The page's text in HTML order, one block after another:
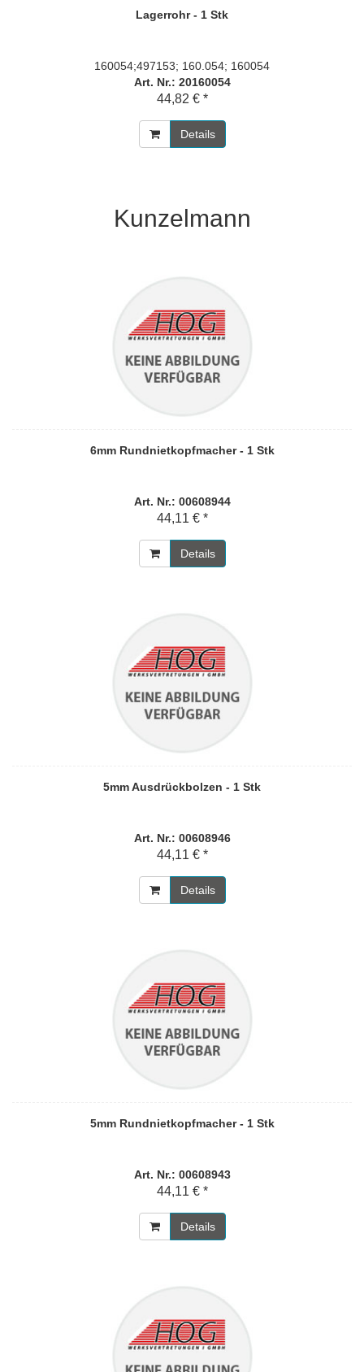
Lagerrohr - 1 Stk
160054;497153; 160.054; 160054
Art. Nr.: 20160054
44,82 € *
Details
Kunzelmann
6mm Rundnietkopfmacher - 1 Stk
Art. Nr.: 00608944
44,11 € *
Details
5mm Ausdrückbolzen - 1 Stk
Art. Nr.: 00608946
44,11 € *
Details
5mm Rundnietkopfmacher - 1 Stk
Art. Nr.: 00608943
44,11 € *
Details